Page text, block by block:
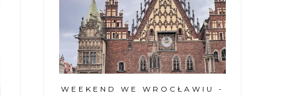
WEEKEND WE WROCŁAWIU -